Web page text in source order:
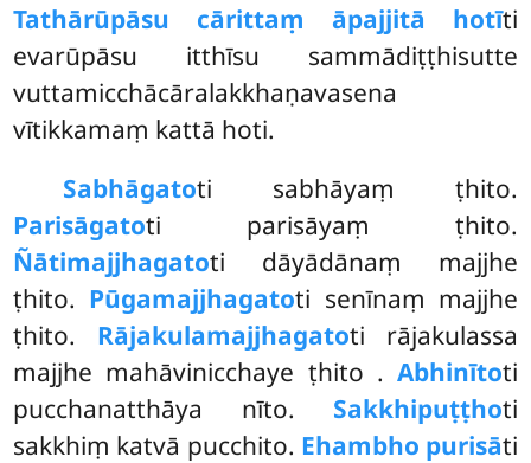
Tathārūpāsu cārittaṃ āpajjitā hotīti
evarūpāsu itthīsu sammādiṭṭhisutte
vuttamicchācāralakkhaṇavasena
vītikkamaṃ kattā hoti.
Sabhāgatoti sabhāyaṃ ṭhito.
Parisāgatoti parisāyaṃ ṭhito.
Ñātimajjhagatoti dāyādānaṃ majjhe
ṭhito. Pūgamajjhagatoti senīnaṃ majjhe
ṭhito. Rājakulamajjhagatoti rājakulassa
majjhe mahāvinicchaye ṭhito . Abhinītoti
pucchanatthāya nīto. Sakkhipuṭṭhoti
sakkhiṃ katvā pucchito. Ehambho purisāti